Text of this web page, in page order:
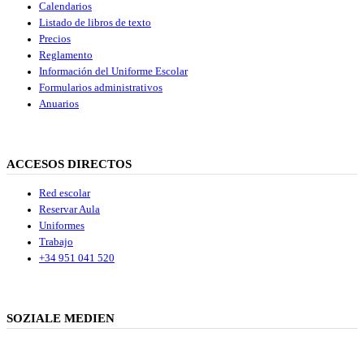
Calendarios
Listado de libros de texto
Precios
Reglamento
Información del Uniforme Escolar
Formularios administrativos
Anuarios
ACCESOS DIRECTOS
Red escolar
Reservar Aula
Uniformes
Trabajo
+34 951 041 520
SOZIALE MEDIEN